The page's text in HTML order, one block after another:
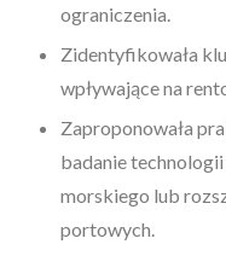
ograniczenia.
Zidentyfikowała
wpływające na
Zaproponowała
badanie
morskiego lub
portowych.